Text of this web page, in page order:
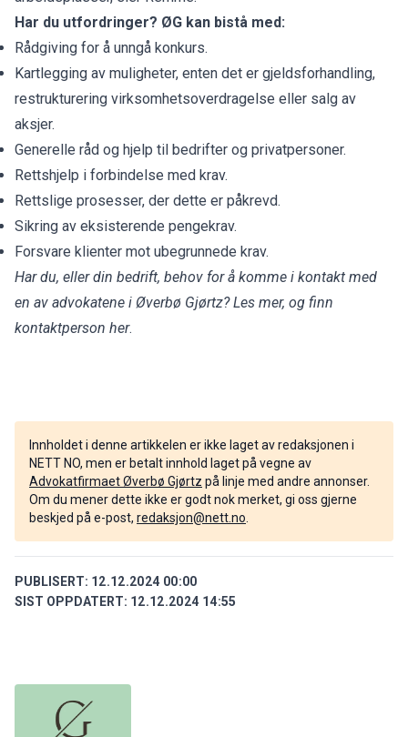
Har du utfordringer? ØG kan bistå med:
Rådgiving for å unngå konkurs.
Kartlegging av muligheter, enten det er gjeldsforhandling,
restrukturering virksomhetsoverdragelse eller salg av
aksjer.
Generelle råd og hjelp til bedrifter og privatpersoner.
Rettshjelp i forbindelse med krav.
Rettslige prosesser, der dette er påkrevd.
Sikring av eksisterende pengekrav.
Forsvare klienter mot ubegrunnede krav.
Har du, eller din bedrift, behov for å komme i kontakt med
en av advokatene i Øverbø Gjørtz?Les mer, og finn
kontaktperson her.
Innholdet i denne artikkelen er ikke laget av redaksjonen i
NETT NO, men er betalt innhold laget på vegne av
Advokatfirmaet Øverbø Gjørtz på linje med andre annonser.
Om du mener dette ikke er godt nok merket, gi oss gjerne
beskjed på e-post, redaksjon@nett.no
PUBLISERT: 12.12.2024 00:00
SIST OPPDATERT: 12.12.2024 14:55